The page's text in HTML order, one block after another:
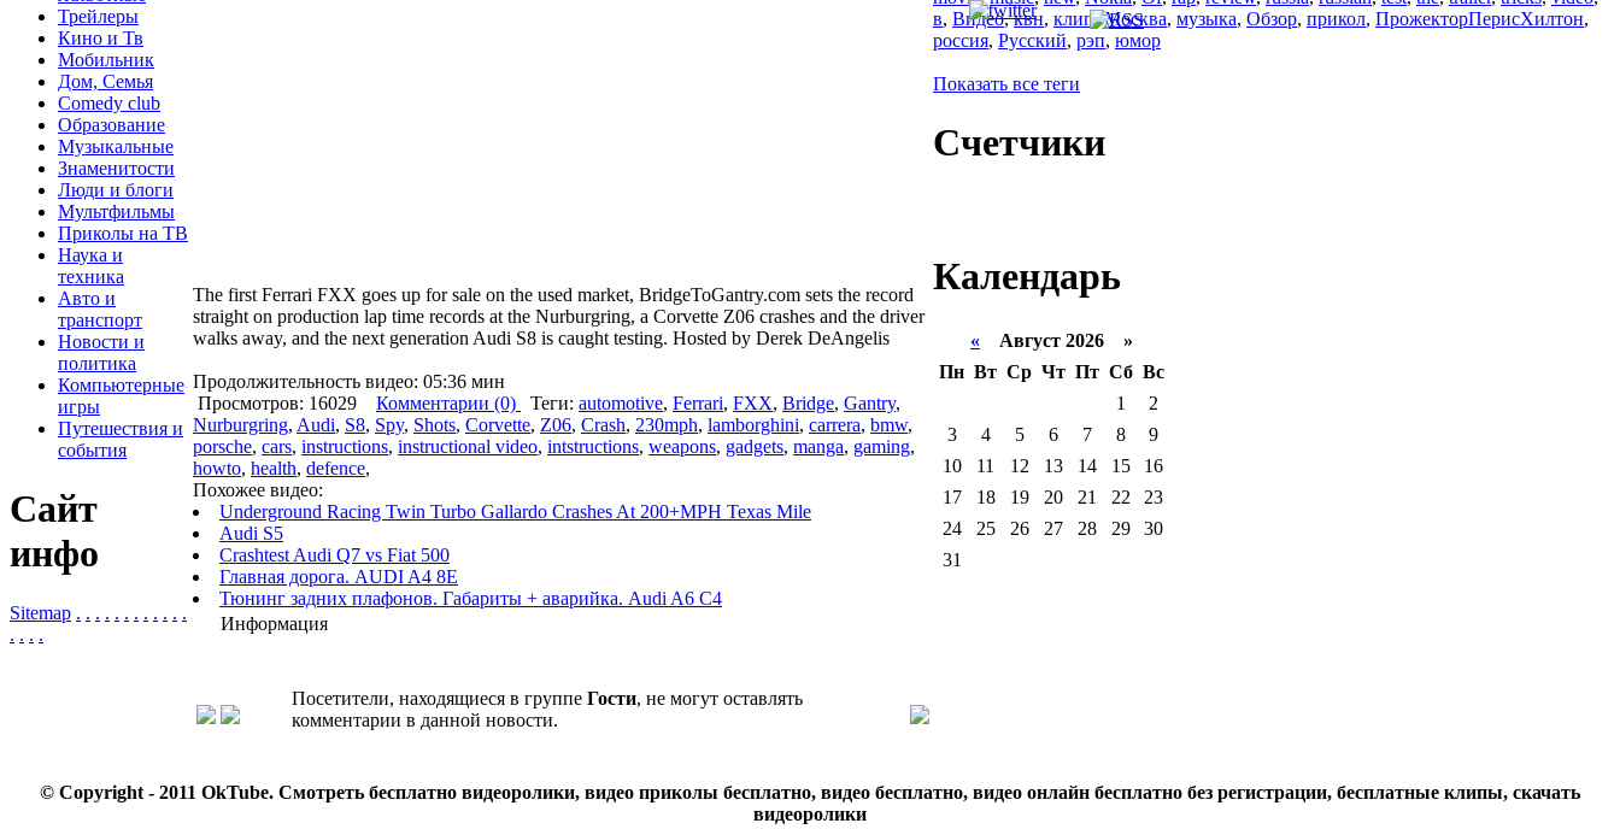
Трейлеры
Кино и Тв
Мобильник
Дом, Семья
Comedy club
Образование
Музыкальные
Знаменитости
Люди и блоги
Мультфильмы
Приколы на ТВ
Наука и
техника
Авто и
транспорт
Новости и
политика
Компьютерные
игры
Путешествия и
события
Сайт
инфо
Sitemap . . . . . . . . . . . .
. . . .
The first Ferrari FXX goes up for sale on the used market, BridgeToGantry.com sets the record
straight on production lap time records at the Nurburgring, a Corvette Z06 crashes and the driver
walks away, and the next generation Audi S8 is caught testing. Hosted by Derek DeAngelis
Продолжительность видео: 05:36 мин
Просмотров: 16029
Комментарии (0) Теги: automotive, Ferrari, FXX, Bridge, Gantry,
Nurburgring, Audi, S8, Spy, Shots, Corvette, Z06, Crash, 230mph, lamborghini, carrera, bmw,
porsche, cars, instructions, instructional video, intstructions, weapons, gadgets, manga, gaming,
howto, health, defence,
Похожее видео:
Underground Racing Twin Turbo Gallardo Crashes At 200+MPH Texas Mile
Audi S5
Crashtest Audi Q7 vs Fiat 500
Главная дорога. AUDI A4 8Е
Тюнинг задних плафонов. Габариты + аварийка. Audi A6 C4
Информация
Посетители, находящиеся в группе Гости, не могут оставлять
комментарии в данной новости.
в, Видео,квн, клип,Москва, музыка, Обзор, прикол, ПрожекторПерисХилтон,
россия, Русский, рэп, юмор
Показать все теги
Счетчики
Календарь
« Август 2026 »
Пн Вт Ср Чт Пт Сб Вс
1
2
3
4 5 6 7 8
9
10
11 12 13 14 15
16
17
18 19 20 21 22
23
24
25 26 27 28 29
30
31
© Copyright - 2011 OkTube. Смотреть бесплатно видеоролики, видео приколы бесплатно, видео бесплатно, видео онлайн бесплатно без регистрации, бесплатные клипы, скачать
видеоролики